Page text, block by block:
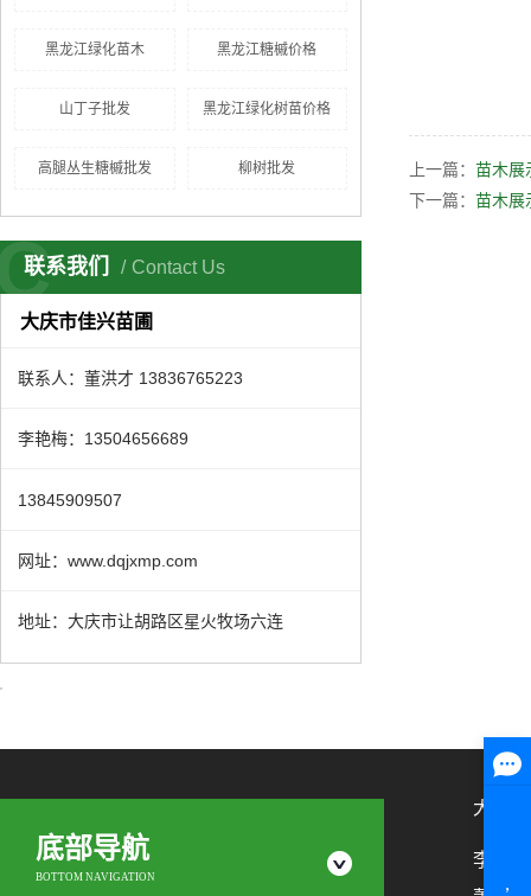
黑龙江绿化苗木 黑龙江糖槭价格
山丁子批发 黑龙江绿化树苗价格
高腿丛生糖槭批发 柳树批发
联系我们 Contact Us
大庆市佳兴苗圃
联系人：董洪才 13836765223
李艳梅：13504656689
13845909507
网址：www.dqjxmp.com
地址：大庆市让胡路区星火牧场六连
上一篇： 苗木展
下一篇： 苗木展
底部导航
BOTTOM NAVIGATION
大庆
李艳梅